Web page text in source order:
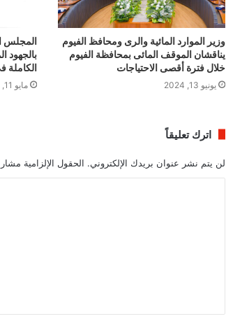
وزير الموارد المائية والرى ومحافظ الفيوم
يناقشان الموقف المائى بمحافظة الفيوم
خلال فترة أقصى الاحتياجات
يونيو 13, 2024
المجلس
بالجهود
الكاملة
مايو 11, 2024
اترك تعليقاً
لن يتم نشر عنوان بريدك الإلكتروني. الحقول الإلزامية مشار
ق